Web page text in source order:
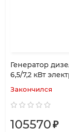
Генератор
6,5/7,2 кВт
Закончился
105570₽